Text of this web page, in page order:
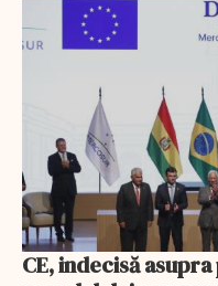
CE, indecisă